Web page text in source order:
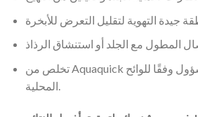
تخلص من Aquaquick المخفف بشكل مسؤول وفقًا للوائح
المحلية.